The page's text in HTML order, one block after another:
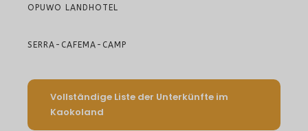
OPUWO LANDHOTEL
SERRA-CAFEMA-CAMP
Vollständige Liste der Unterkünfte im
Kaokoland